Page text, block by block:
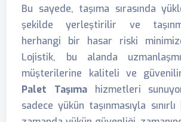
Bu sayede, taşıma sırasında
şekilde yerleştirilir ve
herhangi bir hasar riski
Lojistik, bu alanda
müşterilerine kaliteli ve
Palet Taşımahizmetleri
sadece yükün taşınmasıyla sınırlı